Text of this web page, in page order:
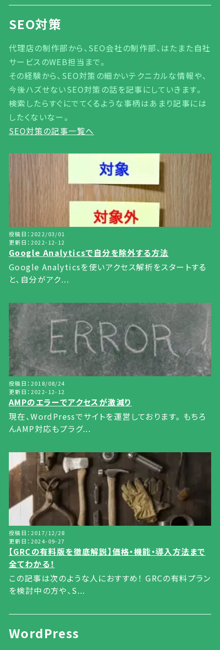
SEO対策
代理店の制作部から、SEO会社の制作部、はたまた自社
サービスのWEB担当まで。
その経験から、SEO対策の細かいテクニカルな情報や、
今後ハズせないSEO対策の話を記事にしていきます。
検索したらすぐにでてくるような事柄はあまり記事には
したくないなー。
SEO対策の記事一覧へ
投稿日：2022/03/01
更新日：2022-12-12
Google Analyticsで自分を除外する方法
Google Analyticsを使いアクセス解析をスタートする
と、自分がアク...
投稿日：2018/08/24
更新日：2022-12-12
AMPのエラーでアクセスが激減り
現在、WordPressでサイトを運営しております。 もちろ
んAMP対応もプラグ...
投稿日：2017/12/28
更新日：2024-09-27
【GRCの有料版を徹底解説】価格・機能・導入方法まで
全てわかる！
この記事は次のような人におすすめ！ GRCの有料プラン
を検討中の方や、S...
WordPress